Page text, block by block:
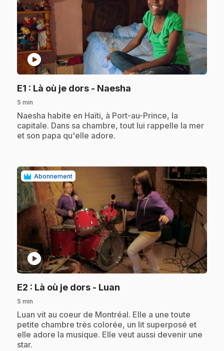
play_circle
E1 : Là où je dors - Naesha
5 min
.Naesha habite en Haïti, à Port-au-Prince, la
capitale. Dans sa chambre, tout lui rappelle la mer
et son papa qu'elle adore.
Abonnement
play_circle
E2 : Là où je dors - Luan
5 min
.Luan vit au coeur de Montréal. Elle a une toute
petite chambre très colorée, un lit superposé et
elle adore la musique. Elle veut aussi devenir une
star.